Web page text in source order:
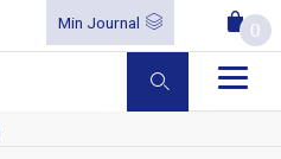
Min Journal 0